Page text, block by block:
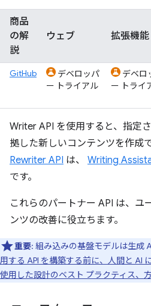
商品
の解
説
ウェブ 拡張機能
GitHub
デベロッパ
ー トライアル
デベロ
ー トライ
Writer API を使用すると、指定
拠した新しいコンテンツを作成
Rewriter API は、 Writing
です。
これらのパートナー API は、ユ
ンツの改善に役立ちます。
重要: 組み込みの基盤モデルは生成
用する API を構築する前に、人間と AI
使用した設計のベスト プラクティス、